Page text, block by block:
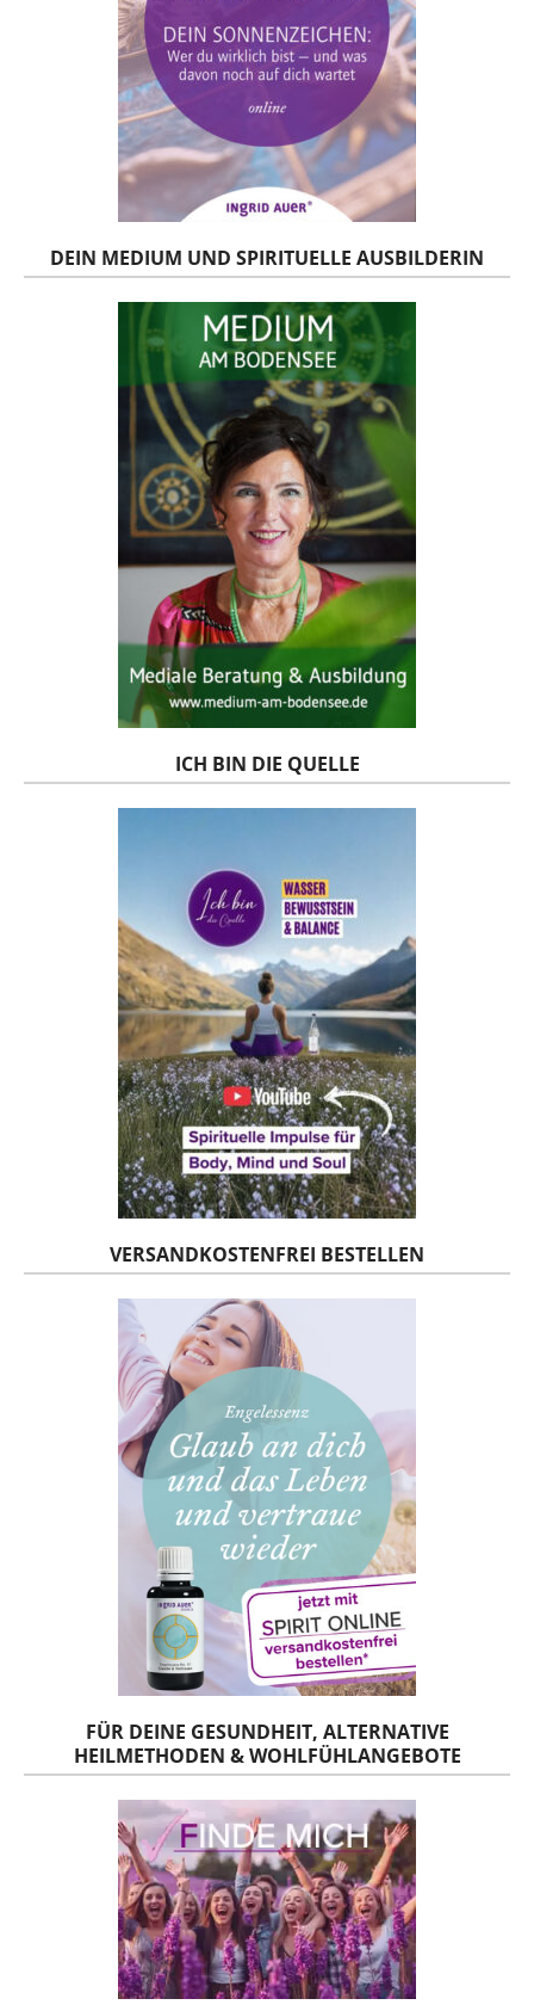
DEIN MEDIUM UND SPIRITUELLE AUSBILDERIN
ICH BIN DIE QUELLE
VERSANDKOSTENFREI BESTELLEN
FÜR DEINE GESUNDHEIT, ALTERNATIVE
HEILMETHODEN & WOHLFÜHLANGEBOTE